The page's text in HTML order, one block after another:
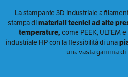
La stampante 3D industriale a
stampa dimateriali tecnici ad alte
temperature, come PEEK, ULTEM
industriale HP con la flessibilità di una
una vasta gamma di